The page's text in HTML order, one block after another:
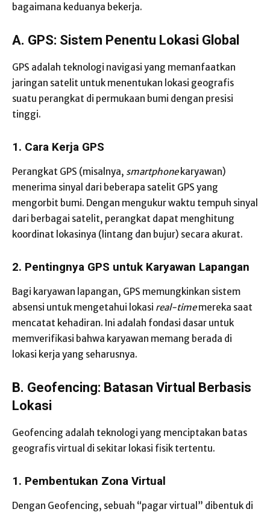
bagaimana keduanya bekerja.
A. GPS: Sistem Penentu Lokasi Global
GPS adalah teknologi navigasi yang memanfaatkan
jaringan satelit untuk menentukan lokasi geografis
suatu perangkat di permukaan bumi dengan presisi
tinggi.
1. Cara Kerja GPS
Perangkat GPS (misalnya, smartphonekaryawan)
menerima sinyal dari beberapa satelit GPS yang
mengorbit bumi. Dengan mengukur waktu tempuh sinyal
dari berbagai satelit, perangkat dapat menghitung
koordinat lokasinya (lintang dan bujur) secara akurat.
2. Pentingnya GPS untuk Karyawan Lapangan
Bagi karyawan lapangan, GPS memungkinkan sistem
absensi untuk mengetahui lokasi real-timemereka saat
mencatat kehadiran. Ini adalah fondasi dasar untuk
memverifikasi bahwa karyawan memang berada di
lokasi kerja yang seharusnya.
B. Geofencing: Batasan Virtual Berbasis
Lokasi
Geofencing adalah teknologi yang menciptakan batas
geografis virtual di sekitar lokasi fisik tertentu.
1. Pembentukan Zona Virtual
Dengan Geofencing, sebuah “pagar virtual” dibentuk di